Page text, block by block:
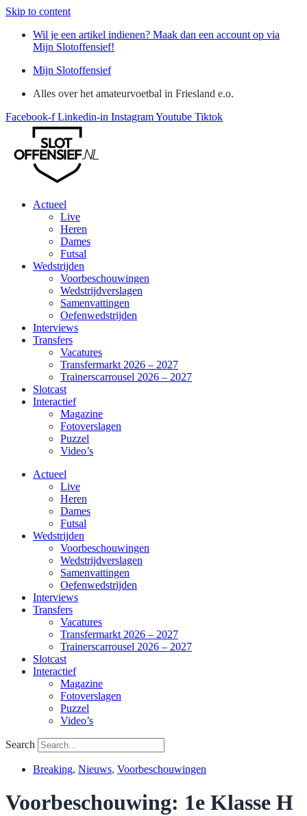
Skip to content
Wil je een artikel indienen? Maak dan een account op via
Mijn Slotoffensief!
Mijn Slotoffensief
Alles over het amateurvoetbal in Friesland e.o.
Facebook-f Linkedin-in InstagramYoutube Tiktok
Actueel
Live
Heren
Dames
Futsal
Wedstrijden
Voorbeschouwingen
Wedstrijdverslagen
Samenvattingen
Oefenwedstrijden
Interviews
Transfers
Vacatures
Transfermarkt 2026 – 2027
Trainerscarrousel 2026 – 2027
Slotcast
Interactief
Magazine
Fotoverslagen
Puzzel
Video’s
Actueel
Live
Heren
Dames
Futsal
Wedstrijden
Voorbeschouwingen
Wedstrijdverslagen
Samenvattingen
Oefenwedstrijden
Interviews
Transfers
Vacatures
Transfermarkt 2026 – 2027
Trainerscarrousel 2026 – 2027
Slotcast
Interactief
Magazine
Fotoverslagen
Puzzel
Video’s
Search
Breaking, Nieuws, Voorbeschouwingen
Voorbeschouwing: 1e Klasse H